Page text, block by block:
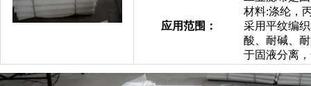
应用范围：
材料:涤纶，
采用平纹编
酸、耐碱、
于固液分离